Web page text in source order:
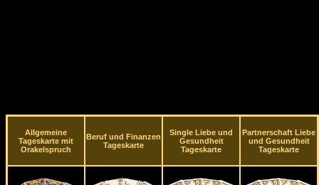
Allgemeine
Tageskarte mit
Orakelspruch
Beruf und Finanzen
Tageskarte
Single Liebe und
Gesundheit
Tageskarte
Partnerschaft Liebe
und Gesundheit
Tageskarte